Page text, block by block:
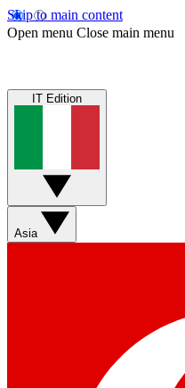
Skip to main content
Open menu Close main menu
IT Edition
Asia